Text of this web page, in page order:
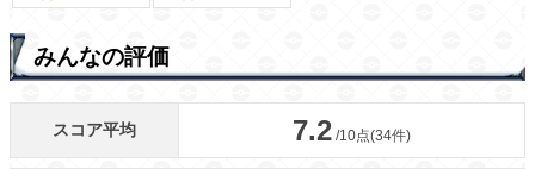
みんなの評価